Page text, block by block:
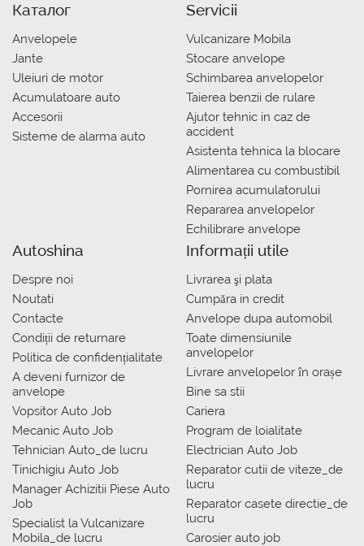
Каталог
Anvelopele
Jante
Uleiuri de motor
Acumulatoare auto
Accesorii
Sisteme de alarma auto
Servicii
Vulcanizare Mobila
Stocare anvelope
Schimbarea anvelopelor
Taierea benzii de rulare
Ajutor tehnic in caz de
accident
Asistenta tehnica la blocare
Alimentarea cu combustibil
Pornirea acumulatorului
Repararea anvelopelor
Echilibrare anvelope
Autoshina
Despre noi
Noutati
Contacte
Condiții de returnare
Politica de confidențialitate
A deveni furnizor de
anvelope
Vopsitor Auto Job
Mecanic Auto Job
Tehnician Auto_de lucru
Tinichigiu Auto Job
Manager Achizitii Piese Auto
Job
Specialist la Vulcanizare
Mobila_de lucru
Informații utile
Livrarea şi plata
Сumpăra in credit
Anvelope dupa automobil
Toate dimensiunile
anvelopelor
Livrare anvelopelor în orașe
Bine sa stii
Cariera
Program de loialitate
Electrician Auto Job
Reparator cutii de viteze_de
lucru
Reparator casete directie_de
lucru
Carosier auto job